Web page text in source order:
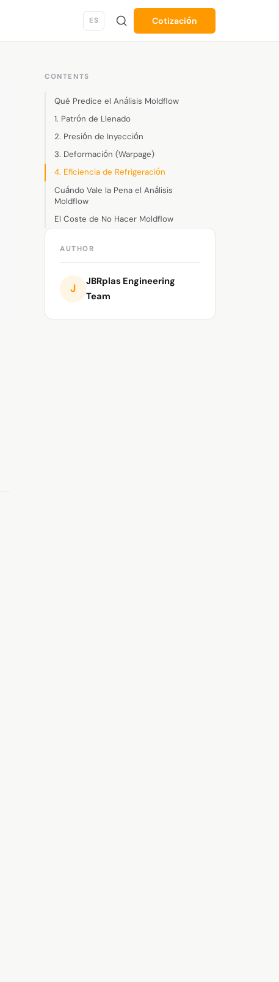
ES Cotización
CONTENTS
Qué Predice el Análisis Moldflow
1. Patrón de Llenado
2. Presión de Inyección
3. Deformación (Warpage)
4. Eficiencia de Refrigeración
Cuándo Vale la Pena el Análisis
Moldflow
El Coste de No Hacer Moldflow
AUTHOR
J
JBRplas Engineering
Team